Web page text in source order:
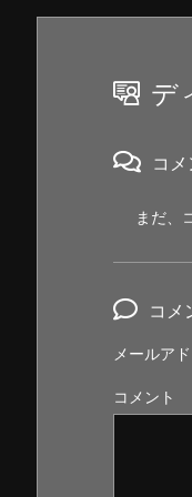
デ
コ
まだ、
コメ
メールア
コメント